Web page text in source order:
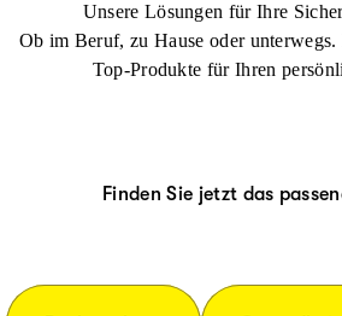
Unsere Lösungen für Ihre
Ob im Beruf, zu Hause oder
Top-Produkte für Ihren
Finden Sie jetzt das